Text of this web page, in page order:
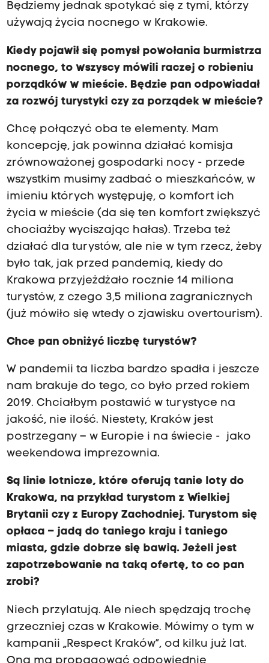
Będziemy jednak spotykać się z tymi, którzy
używają życia nocnego w Krakowie.
Kiedy pojawił się pomysł powołania burmistrza
nocnego, to wszyscy mówili raczej o robieniu
porządków w mieście. Będzie pan odpowiadał
za rozwój turystyki czy za porządek w mieście?
Chcę połączyć oba te elementy. Mam
koncepcję, jak powinna działać komisja
zrównoważonej gospodarki nocy - przede
wszystkim musimy zadbać o mieszkańców, w
imieniu których występuję, o komfort ich
życia w mieście (da się ten komfort zwiększyć
chociażby wyciszając hałas). Trzeba też
działać dla turystów, ale nie w tym rzecz, żeby
było tak, jak przed pandemią, kiedy do
Krakowa przyjeżdżało rocznie 14 miliona
turystów, z czego 3,5 miliona zagranicznych
(już mówiło się wtedy o zjawisku overtourism).
Chce pan obniżyć liczbę turystów?
W pandemii ta liczba bardzo spadła i jeszcze
nam brakuje do tego, co było przed rokiem
2019. Chciałbym postawić w turystyce na
jakość, nie ilość. Niestety, Kraków jest
postrzegany – w Europie i na świecie - jako
weekendowa imprezownia.
Są linie lotnicze, które oferują tanie loty do
Krakowa, na przykład turystom z Wielkiej
Brytanii czy z Europy Zachodniej. Turystom się
opłaca – jadą do taniego kraju i taniego
miasta, gdzie dobrze się bawią. Jeżeli jest
zapotrzebowanie na taką ofertę, to co pan
zrobi?
Niech przylatują. Ale niech spędzają trochę
grzeczniej czas w Krakowie. Mówimy o tym w
kampanii „Respect Kraków”, od kilku już lat.
Ona ma propagować odpowiednie